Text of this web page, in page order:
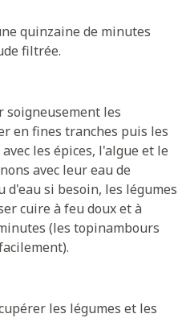
quinzaine de minutes
filtrée.
soigneusement les
en fines tranches puis les
les épices, l'algue et le
avec leur eau de
d'eau si besoin, les légumes
cuire à feu doux et à
(les topinambours
les légumes et les